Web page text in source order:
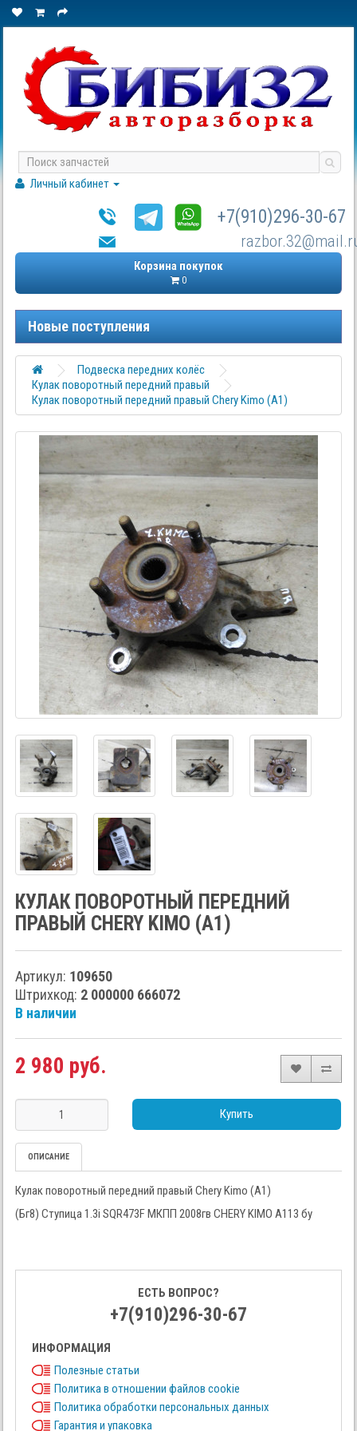
Личный кабинет
+7(910)296-30-67
Корзина покупок
0
Новые поступления
Подвеска передних колёс
Кулак поворотный передний правый
Кулак поворотный передний правый Chery Kimo (A1)
КУЛАК ПОВОРОТНЫЙ ПЕРЕДНИЙ
ПРАВЫЙ CHERY KIMO (A1)
Артикул: 109650
Штрихкод: 2 000000 666072
В наличии
2 980 руб.
Купить
ОПИСАНИЕ
Кулак поворотный передний правый Chery Kimo (A1)
(Бг8) Ступица 1.3i SQR473F МКПП 2008гв CHERY KIMO A113 бу
ЕСТЬ ВОПРОС?
+7(910)296-30-67
ИНФОРМАЦИЯ
Полезные статьи
Политика в отношении файлов cookie
Политика обработки персональных данных
Гарантия и упаковка